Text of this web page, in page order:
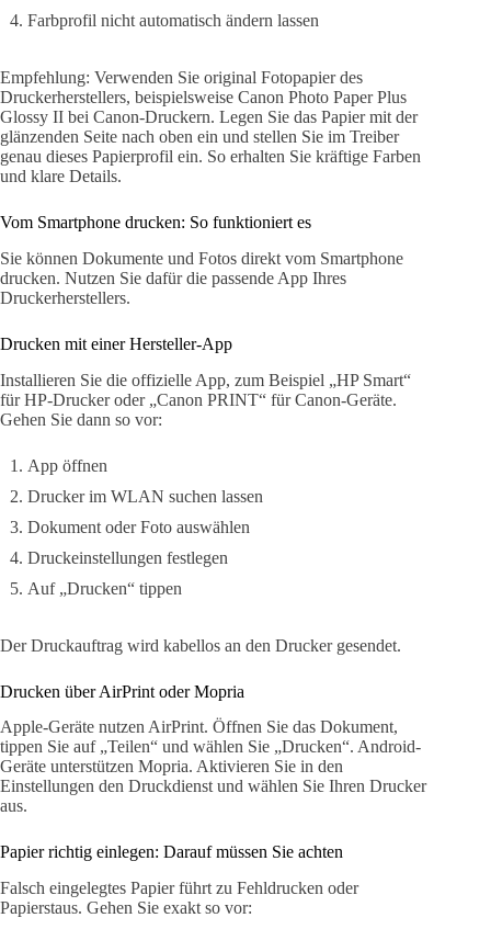
Farbprofil nicht automatisch ändern lassen
Empfehlung: Verwenden Sie original Fotopapier des
Druckerherstellers, beispielsweise Canon Photo Paper Plus
Glossy II bei Canon-Druckern. Legen Sie das Papier mit der
glänzenden Seite nach oben ein und stellen Sie im Treiber
genau dieses Papierprofil ein. So erhalten Sie kräftige Farben
und klare Details.
Vom Smartphone drucken: So funktioniert es
Sie können Dokumente und Fotos direkt vom Smartphone
drucken. Nutzen Sie dafür die passende App Ihres
Druckerherstellers.
Drucken mit einer Hersteller-App
Installieren Sie die offizielle App, zum Beispiel „HP Smart“
für HP-Drucker oder „Canon PRINT“ für Canon-Geräte.
Gehen Sie dann so vor:
App öffnen
Drucker im WLAN suchen lassen
Dokument oder Foto auswählen
Druckeinstellungen festlegen
Auf „Drucken“ tippen
Der Druckauftrag wird kabellos an den Drucker gesendet.
Drucken über AirPrint oder Mopria
Apple-Geräte nutzen AirPrint. Öffnen Sie das Dokument,
tippen Sie auf „Teilen“ und wählen Sie „Drucken“. Android-
Geräte unterstützen Mopria. Aktivieren Sie in den
Einstellungen den Druckdienst und wählen Sie Ihren Drucker
aus.
Papier richtig einlegen: Darauf müssen Sie achten
Falsch eingelegtes Papier führt zu Fehldrucken oder
Papierstaus. Gehen Sie exakt so vor: